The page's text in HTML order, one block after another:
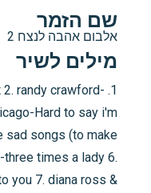
שם הזמר
אלבום אהבה לנצח 2
מילים לשיר
2. randy crawford-
Hard to say i'm
sad songs (to make
times a lady 6.
you 7. diana ross &